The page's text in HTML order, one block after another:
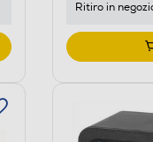
Ritiro in